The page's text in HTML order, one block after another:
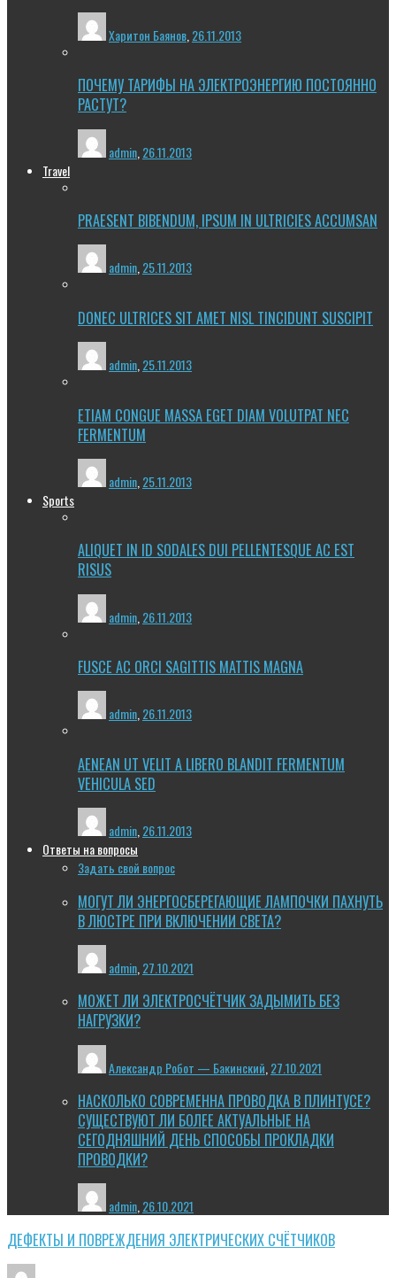
Харитон Баянов 26.11.2013
ПОЧЕМУ ТАРИФЫ НА ЭЛЕКТРОЭНЕРГИЮ ПОСТОЯННО
РАСТУТ?
admin 26.11.2013
Travel
PRAESENT BIBENDUM, IPSUM IN ULTRICIES ACCUMSAN
admin,25.11.2013
DONEC ULTRICES SIT AMET NISL TINCIDUNT SUSCIPIT
admin 25.11.2013
ETIAM CONGUE MASSA EGET DIAM VOLUTPAT NEC
FERMENTUM
admin 25.11.2013
Sports
ALIQUET IN ID SODALES DUI PELLENTESQUE AC EST
RISUS
admin 26.11.2013
FUSCE AC ORCI SAGITTIS MATTIS MAGNA
admin,26.11.2013
AENEAN UT VELIT A LIBERO BLANDIT FERMENTUM
VEHICULA SED
admin 26.11.2013
Ответы на вопросы
Задать свой вопрос
МОГУТ ЛИ ЭНЕРГОСБЕРЕГАЮЩИЕ ЛАМПОЧКИ ПАХНУТЬ
В ЛЮСТРЕ ПРИ ВКЛЮЧЕНИИ СВЕТА?
admin 27.10.2021
МОЖЕТ ЛИ ЭЛЕКТРОСЧЁТЧИК ЗАДЫМИТЬ БЕЗ
НАГРУЗКИ?
Александр Робот — Бакинский 27.10.2021
НАСКОЛЬКО СОВРЕМЕННА ПРОВОДКА В ПЛИНТУСЕ?
СУЩЕСТВУЮТ ЛИ БОЛЕЕ АКТУАЛЬНЫЕ НА
СЕГОДНЯШНИЙ ДЕНЬ СПОСОБЫ ПРОКЛАДКИ
ПРОВОДКИ?
admin,26.10.2021
ДЕФЕКТЫ И ПОВРЕЖДЕНИЯ ЭЛЕКТРИЧЕСКИХ СЧЁТЧИКОВ